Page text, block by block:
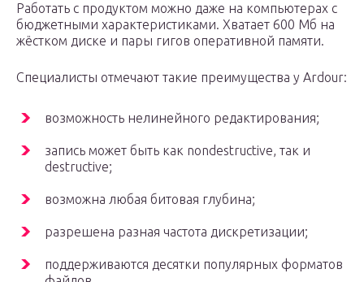
Работать с продуктом можно даже на компьютерах с
бюджетными характеристиками. Хватает 600 Мб на
жёстком диске и пары гигов оперативной памяти.
Специалисты отмечают такие преимущества у Ardour:
возможность нелинейного редактирования;
запись может быть как nondestructive, так и
destructive;
возможна любая битовая глубина;
разрешена разная частота дискретизации;
поддерживаются десятки популярных форматов